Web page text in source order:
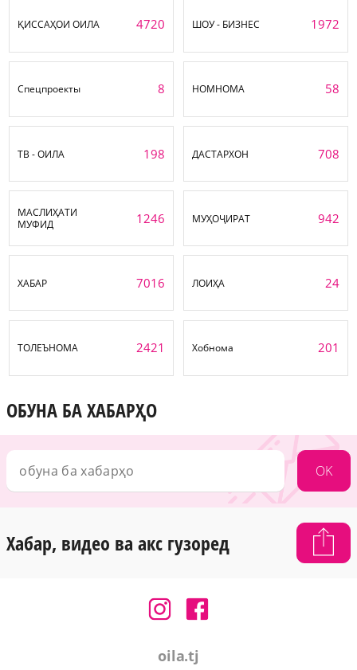
ҚИССАҲОИ ОИЛА 4720 ШОУ - БИЗНЕС 1972
Спецпроекты 8 НОМНОМА 58
ТВ - ОИЛА 198 ДАСТАРХОН 708
МАСЛИҲАТИ
МУФИД
1246 МУҲОҶИРАТ 942
ХАБАР 7016 ЛОИҲА 24
ТОЛЕЪНОМА 2421 Хобнома 201
ОБУНА БА ХАБАРҲО
OK
Хабар, видео ва акс гузоред
oila.tj